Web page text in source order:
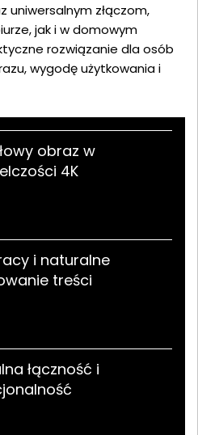
uniwersalnym złączom,
jak i w domowym
rozwiązanie dla osób
wygodę użytkowania i
obraz w
4K
i naturalne
treści
łączność i